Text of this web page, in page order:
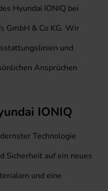
Hyundai IONIQ bei
GmbH & Co KG. Wir
und
Ansprüchen
IONIQ
Technologie
Sicherheit auf ein neues
und eine